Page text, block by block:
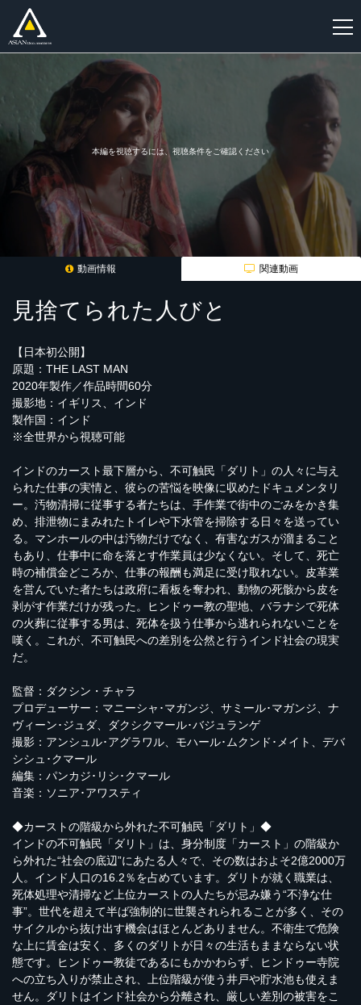
本編を視聴するには、視聴条件をご確認ください
動画情報 関連動画
見捨てられた人びと
【日本初公開】
原題：THE LAST MAN
2020年製作／作品時間60分
撮影地：イギリス、インド
製作国：インド
※全世界から視聴可能
インドのカースト最下層から、不可触民「ダリト」の人々に与え
られた仕事の実情と、彼らの苦悩を映像に収めたドキュメンタリ
ー。汚物清掃に従事する者たちは、手作業で街中のごみをかき集
め、排泄物にまみれたトイレや下水管を掃除する日々を送ってい
る。マンホールの中は汚物だけでなく、有害なガスが溜まること
もあり、仕事中に命を落とす作業員は少なくない。そして、死亡
時の補償金どころか、仕事の報酬も満足に受け取れない。皮革業
を営んでいた者たちは政府に看板を奪われ、動物の死骸から皮を
剥がす作業だけが残った。ヒンドゥー教の聖地、バラナシで死体
の火葬に従事する男は、死体を扱う仕事から逃れられないことを
嘆く。これが、不可触民への差別を公然と行うインド社会の現実
だ。
監督：ダクシン・チャラ
プロデューサー：マニーシャ･マガンジ、サミール･マガンジ、ナ
ヴィーン･ジュダ、ダクシクマール･バジュランゲ
撮影：アンシュル･アグラワル、モハール･ムクンド･メイト、デバ
シシュ･クマール
編集：パンカジ･リシ･クマール
音楽：ソニア･アワスティ
◆カーストの階級から外れた不可触民「ダリト」◆
インドの不可触民「ダリト」は、身分制度「カースト」の階級か
ら外れた“社会の底辺”にあたる人々で、その数はおよそ2億2000万
人。インド人口の16.2％を占めています。ダリトが就く職業は、
死体処理や清掃など上位カーストの人たちが忌み嫌う“不浄な仕
事”。世代を超えて半ば強制的に世襲されられることが多く、その
サイクルから抜け出す機会はほとんどありません。不衛生で危険
な上に賃金は安く、多くのダリトが日々の生活もままならない状
態です。ヒンドゥー教徒であるにもかかわらず、ヒンドゥー寺院
への立ち入りが禁止され、上位階級が使う井戸や貯水池も使えま
せん。ダリトはインド社会から分離され、厳しい差別の被害をこ